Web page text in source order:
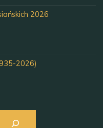
2026
2026)